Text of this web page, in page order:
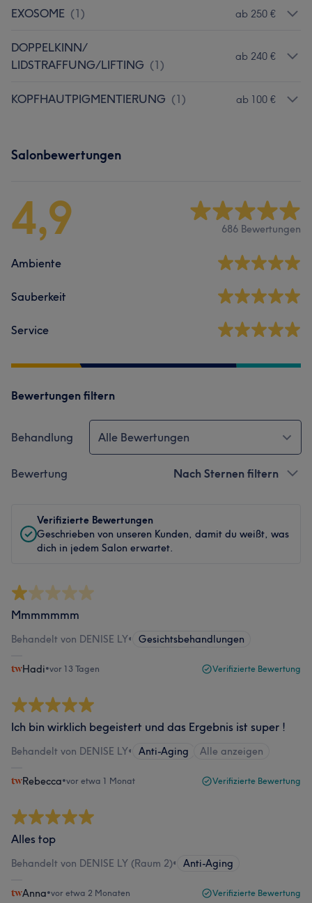
EXOSOME (1) ab 250 €
DOPPELKINN/
LIDSTRAFFUNG/LIFTING (1)
ab 240 €
KOPFHAUTPIGMENTIERUNG (1) ab 100 €
Salonbewertungen
4,9 686 Bewertungen
Ambiente
Sauberkeit
Service
Bewertungen filtern
Behandlung Alle Bewertungen
Bewertung Nach Sternen filtern
Verifizierte Bewertungen
Geschrieben von unseren Kunden, damit du weißt, was
dich in jedem Salon erwartet.
Mmmmmmm
Behandelt von DENISE LY• Gesichtsbehandlungen
Hadi•vor 13 Tagen Verifizierte Bewertung
Ich bin wirklich begeistert und das Ergebnis ist super !
Behandelt von DENISE LY• Anti-Aging Alle anzeigen
Rebecca•vor etwa 1 Monat Verifizierte Bewertung
Alles top
Behandelt von DENISE LY (Raum 2)• Anti-Aging
Anna•vor etwa 2 Monaten Verifizierte Bewertung